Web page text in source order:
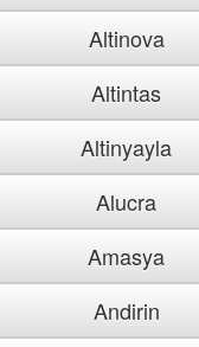
Altinova
Altintas
Altinyayla
Alucra
Amasya
Andirin